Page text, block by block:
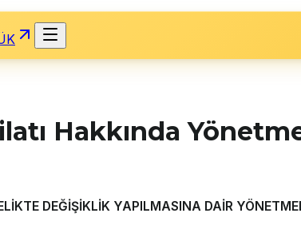
Hakkında
DEĞİŞİKLİK YAPILMASINA DAİR